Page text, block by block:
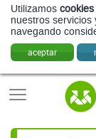
Utilizamos cookies
nuestros servicios
navegando
aceptar